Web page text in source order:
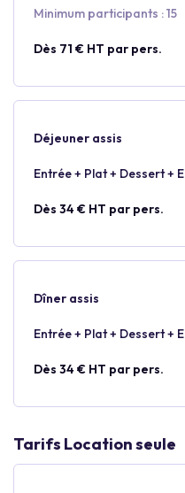
Minimum participants : 15
Dès 71 € HT par pers.
Déjeuner assis
Entrée + Plat + Dessert +
Dès 34 € HT par pers.
Dîner assis
Entrée + Plat + Dessert +
Dès 34 € HT par pers.
Tarifs Location seule